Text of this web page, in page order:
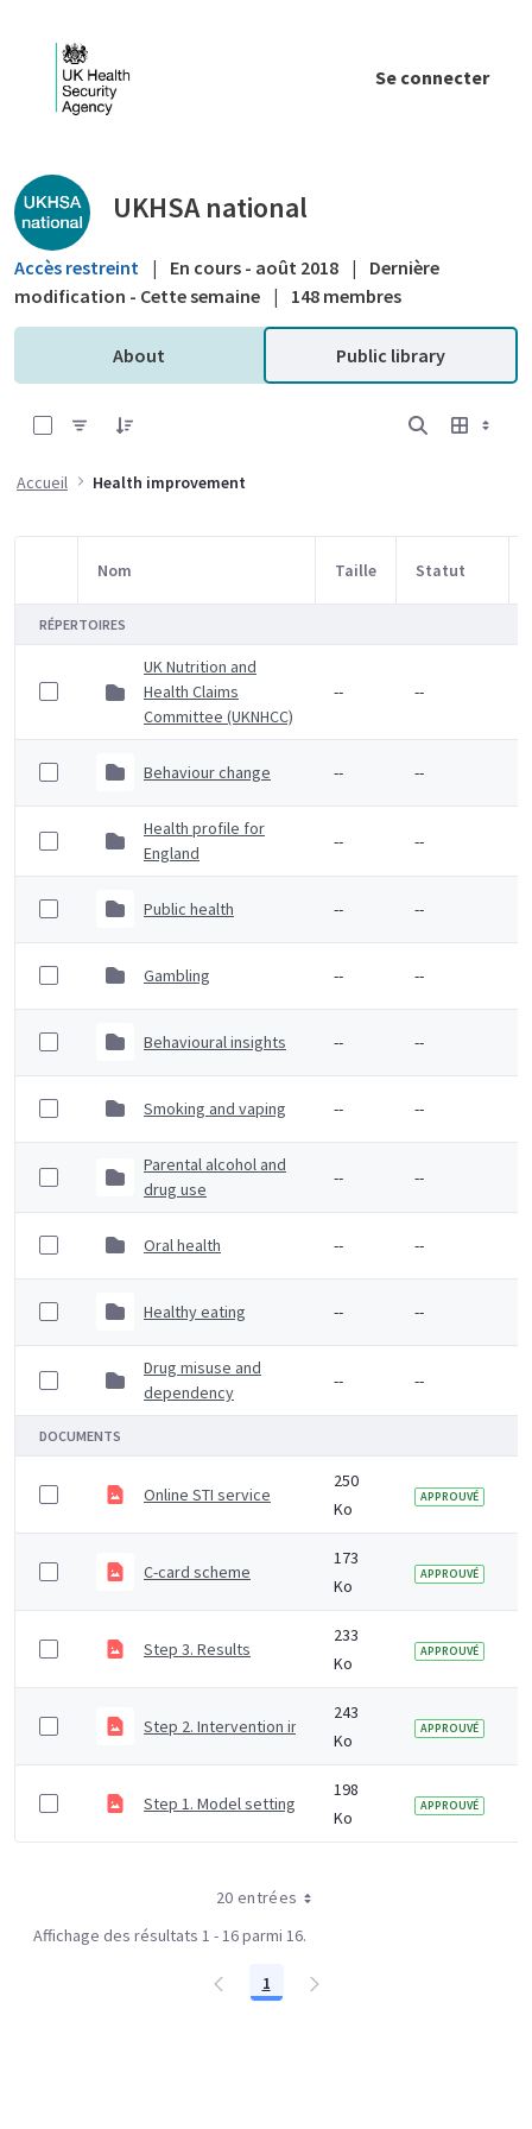
Se connecter
Public library - UKHSA national
UKHSA national
Accès restreint | En cours - août 2018 |
Dernière
modification - Cette semaine | 148 membres
About Public library
Accueil Health improvement
Sélection d'article
Nom Taille Statut
RÉPERTOIRES
UK Nutrition and
Health Claims
Committee (UKNHCC)
-- --
Behaviour change -- --
Health profile for
England
-- --
Public health -- --
Gambling -- --
Behavioural insights -- --
Smoking and vaping -- --
Parental alcohol and
drug use
-- --
Oral health -- --
Healthy eating -- --
Drug misuse and
dependency
-- --
DOCUMENTS
Online STI service
250
Ko
APPROUVÉ
C-card scheme
173
Ko
APPROUVÉ
Step 3. Results
233
Ko
APPROUVÉ
Step 2. Intervention inputs
243
Ko
APPROUVÉ
Step 1. Model settings
198
Ko
APPROUVÉ
20 entrées
Affichage des résultats 1 - 16 parmi 16.
Page
1